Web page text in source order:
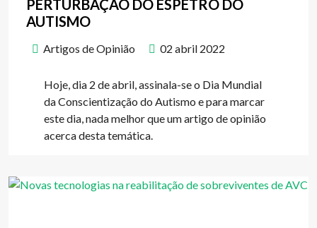
PERTURBAÇÃO DO ESPETRO DO
AUTISMO
Artigos de Opinião 02 abril 2022
Hoje, dia 2 de abril, assinala-se o Dia Mundial
da Conscientização do Autismo e para marcar
este dia, nada melhor que um artigo de opinião
acerca desta temática.